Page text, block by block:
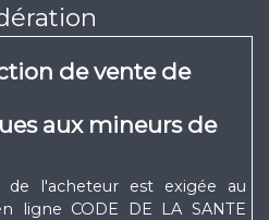
de vente de
aux mineurs de
l'acheteur est exigée au
ligne CODE DE LA SANTE